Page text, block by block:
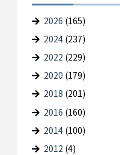
2026 (165)
2024 (237)
2022 (229)
2020 (179)
2018 (201)
2016 (160)
2014 (100)
2012 (4)